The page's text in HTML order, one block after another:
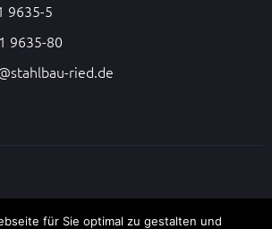
9635-5
9635-80
ried.de
für Sie optimal zu gestalten und